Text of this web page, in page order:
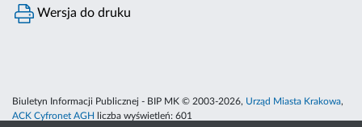
Wersja do druku
Biuletyn Informacji Publicznej - BIP MK © 2003-2026, Urząd Miasta Krakowa,
ACK Cyfronet AGH
liczba wyświetleń: 601